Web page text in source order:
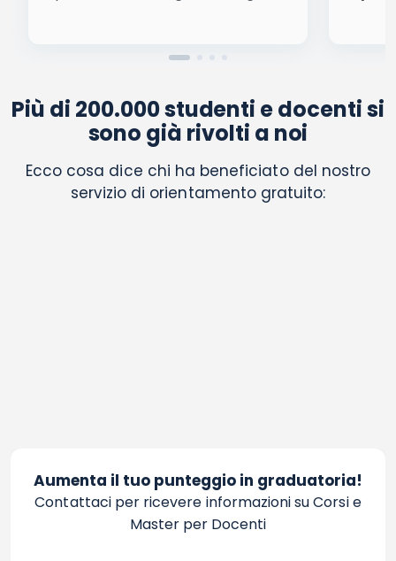
Più di 200.000 studenti e docenti si
sono già rivolti a noi
Ecco cosa dice chi ha beneficiato del nostro
servizio di orientamento gratuito:
Aumenta il tuo punteggio in graduatoria!
Contattaci per ricevere informazioni su Corsi e
Master per Docenti